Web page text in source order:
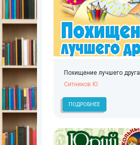
Похищение лучшего друга
Ситников Ю.
ПОДРОБНЕЕ